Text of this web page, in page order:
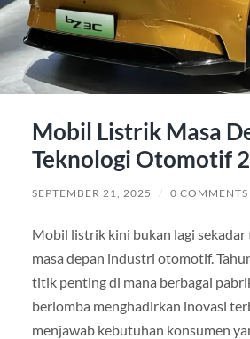
Mobil Listrik Masa
Teknologi Otomotif
SEPTEMBER 21, 2025 / 0 COMMENTS
Mobil listrik kini bukan lagi sekadar
masa depan industri otomotif.
titik penting di mana berbagai
berlomba menghadirkan inovasi
menjawab kebutuhan konsumen